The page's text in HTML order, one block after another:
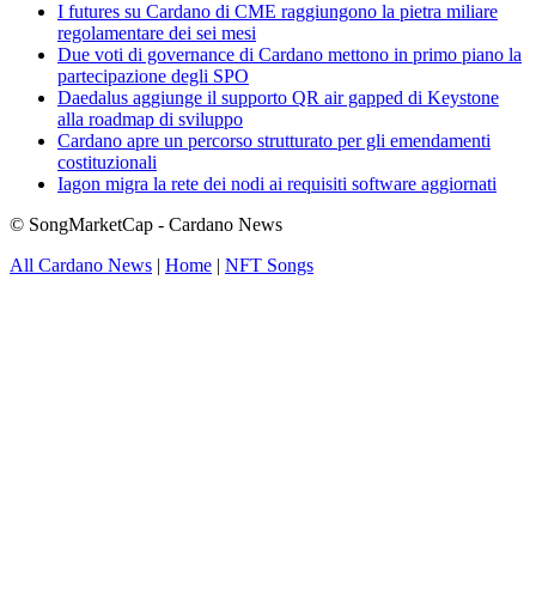
I futures su Cardano di CME raggiungono la pietra miliare
regolamentare dei sei mesi
Due voti di governance di Cardano mettono in primo piano la
partecipazione degli SPO
Daedalus aggiunge il supporto QR air gapped di Keystone
alla roadmap di sviluppo
Cardano apre un percorso strutturato per gli emendamenti
costituzionali
Iagon migra la rete dei nodi ai requisiti software aggiornati
© SongMarketCap - Cardano News
All Cardano News | Home | NFT Songs